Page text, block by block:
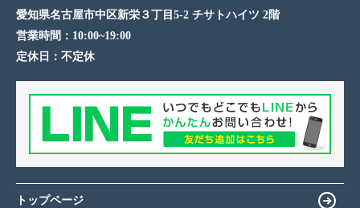
愛知県名古屋市中区新栄３丁目5-2 チサトハイツ 2階
営業時間： 10:00~19:00
定休日： 不定休
トップページ